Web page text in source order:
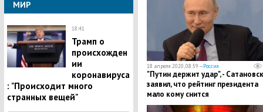
МИР
18:41
Трамп о
происхожден
ии
коронавируса
: "Происходит много
странных вещей"
18 апреля 2020, 08:59 —Россия
​"Путин держит удар", -
заявил, что рейтинг президента
мало кому снится